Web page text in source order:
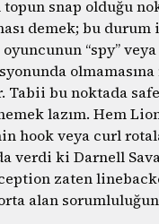
snap olduğu
demek; bu durum
“spy”
olmamasına
Tabii bu noktada
lazım. Hem
hook veya curl
verdi ki Darnell
zaten
alan